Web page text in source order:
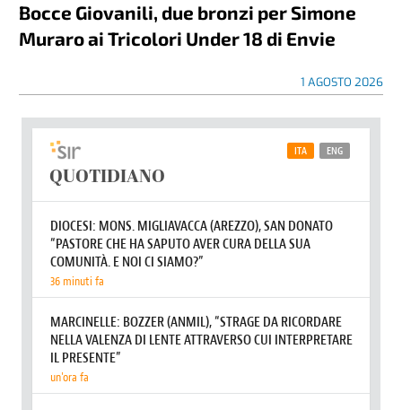
Bocce Giovanili, due bronzi per Simone
Muraro ai Tricolori Under 18 di Envie
1 AGOSTO 2026